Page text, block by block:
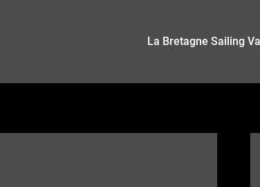
La Bretagne Sailing